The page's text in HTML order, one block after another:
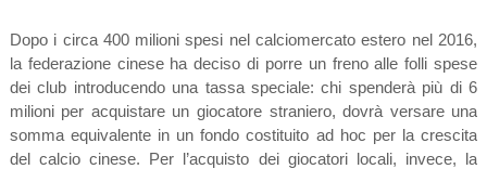
Dopo i circa 400 milioni spesi nel calciomercato estero nel 2016,
la federazione cinese ha deciso di porre un freno alle folli spese
dei club introducendo una tassa speciale: chi spenderà più di 6
milioni per acquistare un giocatore straniero, dovrà versare una
somma equivalente in un fondo costituito ad hoc per la crescita
del calcio cinese. Per l’acquisto dei giocatori locali, invece, la